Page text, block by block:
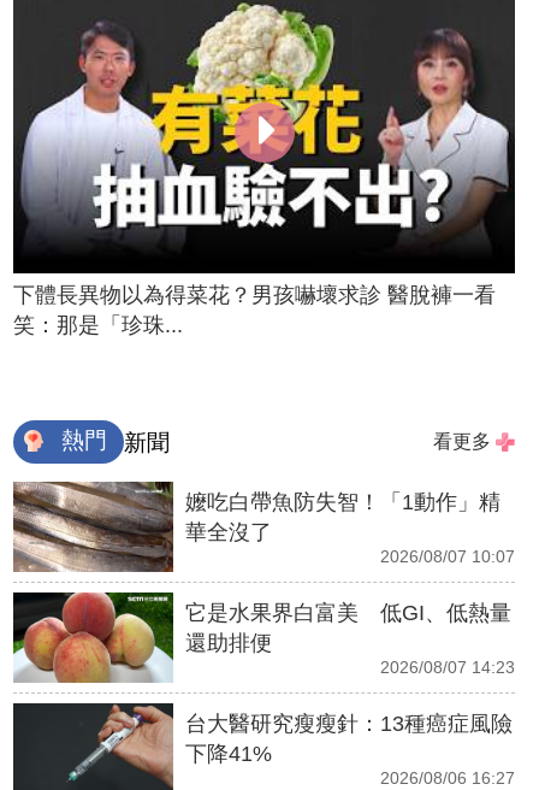
下體長異物以為得菜花？男孩嚇壞求診 醫脫褲一看
笑：那是「珍珠...
熱門 新聞 看更多
嬤吃白帶魚防失智！「1動作」精
華全沒了
2026/08/07 10:07
它是水果界白富美 低GI、低熱量
還助排便
2026/08/07 14:23
台大醫研究瘦瘦針：13種癌症風險
下降41%
2026/08/06 16:27